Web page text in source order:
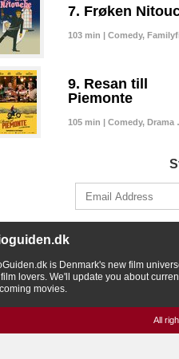
7. Frøken
103 min | Comedy,
9. Resan till
Piemonte
105 min | Comedy, Drama
is Denmark's new film
lovers. We'll update you about
movies.
All